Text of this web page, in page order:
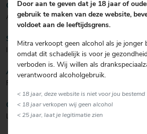
GEUR
Aroma van rood fruit met hints van
SMAAK
In de mond, verfrissend, smaakvol en intens.
AFDRONK
Fruitig.
CULINAIR
Lekker bij pasta, salades en wraps.
Door aan te geven dat je 18 jaar of
gebruik te maken van deze website,
voldoet aan de leeftijdsgrens.
Mitra verkoopt geen alcohol als je jonger
omdat dit schadelijk is voor je
verboden is. Wij willen als
verantwoord alcoholgebruik.
< 18 jaar, deze website is niet voor jou bestemd
< 18 jaar verkopen wij geen alcohol
< 25 jaar, laat je legitimatie zien